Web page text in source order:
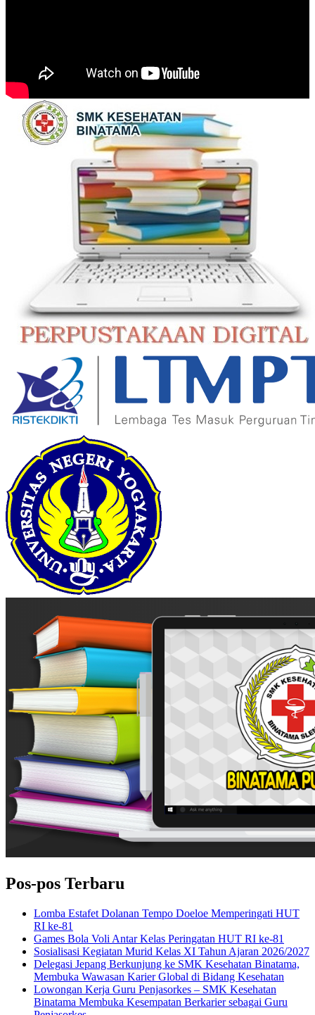
Pos-pos Terbaru
Lomba Estafet Dolanan Tempo Doeloe Memperingati HUT
RI ke-81
Games Bola Voli Antar Kelas Peringatan HUT RI ke-81
Sosialisasi Kegiatan Murid Kelas XI Tahun Ajaran 2026/2027
Delegasi Jepang Berkunjung ke SMK Kesehatan Binatama,
Membuka Wawasan Karier Global di Bidang Kesehatan
Lowongan Kerja Guru Penjasorkes – SMK Kesehatan
Binatama Membuka Kesempatan Berkarier sebagai Guru